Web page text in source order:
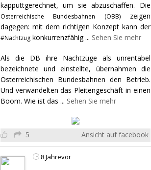
kapputtgerechnet, um sie abzuschaffen. Die
Österreichische Bundesbahnen (ÖBB)zeigen
dagegen: mit dem richtigen Konzept kann der
#Nachtzugkonkurrenzfähig... Sehen Sie mehr
Als die DB ihre Nachtzüge als unrentabel
bezeichnete und einstellte, übernahmen die
Österreichischen Bundesbahnen den Betrieb.
Und verwandelten das Pleitengeschäft in einen
Boom. Wie ist das ... Sehen Sie mehr
5 Ansicht auf facebook
8 Jahrevor